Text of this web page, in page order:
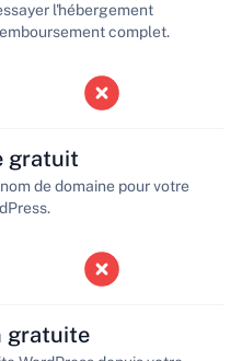
l'hébergement
complet.
gratuit
de domaine pour votre
gratuite